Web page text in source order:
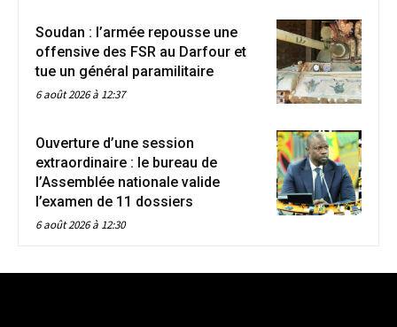
Soudan : l’armée repousse une
offensive des FSR au Darfour et
tue un général paramilitaire
6 août 2026 à 12:37
Ouverture d’une session
extraordinaire : le bureau de
l’Assemblée nationale valide
l’examen de 11 dossiers
6 août 2026 à 12:30